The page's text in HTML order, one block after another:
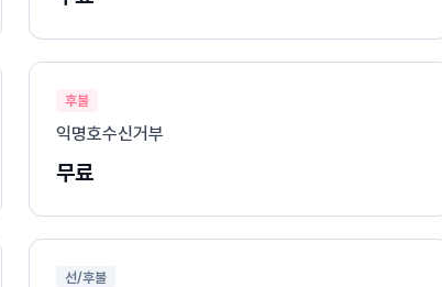
후불
익명호수신거부
무료
선/후불